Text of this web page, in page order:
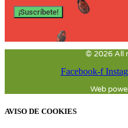
¡Suscríbete!
© 2026 All
Facebook-f
Web
AVISO DE COOKIES